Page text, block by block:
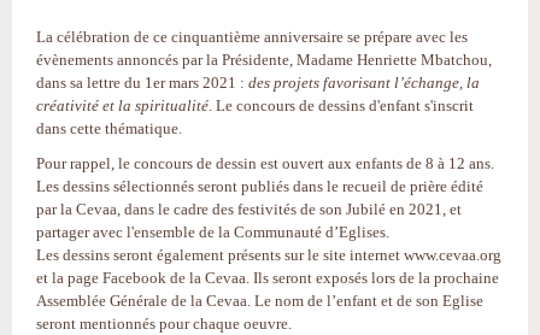
La célébration de ce cinquantième anniversaire se prépare avec les
évènements annoncés par la Présidente, Madame Henriette Mbatchou,
dans sa lettre du 1er mars 2021 : des projets favorisant l’échange, la
créativité et la spiritualité. Le concours de dessins d'enfant s'inscrit
dans cette thématique.
Pour rappel, le concours de dessin est ouvert aux enfants de 8 à 12 ans.
Les dessins sélectionnés seront publiés dans le recueil de prière édité
par la Cevaa, dans le cadre des festivités de son Jubilé en 2021, et
partager avec l'ensemble de la Communauté d’Eglises.
Les dessins seront également présents sur le site internet www.cevaa.org
et la page Facebook de la Cevaa. Ils seront exposés lors de la prochaine
Assemblée Générale de la Cevaa. Le nom de l’enfant et de son Eglise
seront mentionnés pour chaque oeuvre.